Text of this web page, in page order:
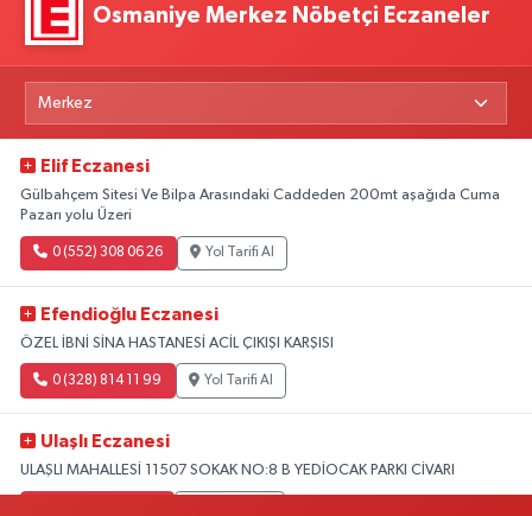
Osmaniye Merkez Nöbetçi Eczaneler
Elif Eczanesi
Gülbahçem Sitesi Ve Bilpa Arasındaki Caddeden 200mt aşağıda Cuma
Pazarı yolu Üzeri
0 (552) 308 06 26 Yol Tarifi Al
Efendioğlu Eczanesi
ÖZEL İBNİ SİNA HASTANESİ ACİL ÇIKIŞI KARŞISI
0 (328) 814 11 99 Yol Tarifi Al
Ulaşlı Eczanesi
ULAŞLI MAHALLESİ 11507 SOKAK NO:8 B YEDİOCAK PARKI CİVARI